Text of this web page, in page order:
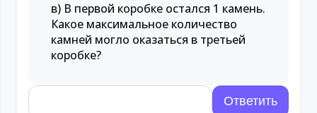
в) В первой коробке остался 1 камень.
Какое максимальное количество
камней могло оказаться в третьей
коробке?